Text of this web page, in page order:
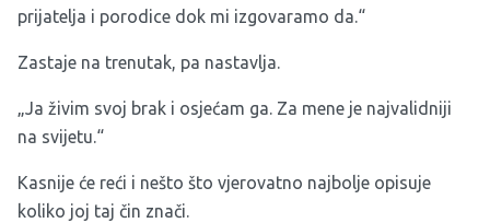
prijatelja i porodice dok mi izgovaramo da.“
Zastaje na trenutak, pa nastavlja.
„Ja živim svoj brak i osjećam ga. Za mene je najvalidniji
na svijetu.“
Kasnije će reći i nešto što vjerovatno najbolje opisuje
koliko joj taj čin znači.